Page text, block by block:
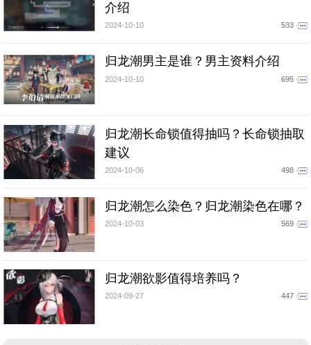
介绍
2024-10-10 533
归龙潮男主是谁？男主资料介绍
2024-10-10 695
归龙潮长命锁值得抽吗？长命锁抽取
建议
2024-10-06 498
归龙潮怎么染色？归龙潮染色在哪？
2024-10-03 569
归龙潮欲影值得培养吗？
2024-09-27 447